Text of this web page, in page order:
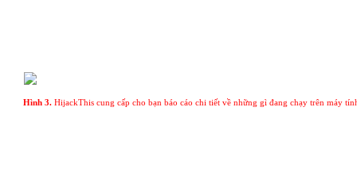
Hình 3.HijackThis cung cấp cho bạn báo cáo chi tiết về những gì đang chạy trên máy